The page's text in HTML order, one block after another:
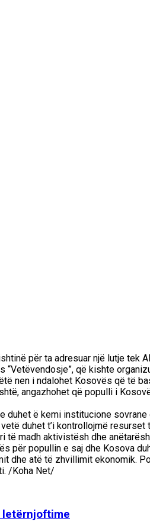
për ta adresuar një lutje tek
që kishte
nen i ndalohet Kosovës që të
angazhohet që populli i
ë kemi institucione
duhet t’i kontrollojmë
madh aktivistësh dhe
për popullin e saj dhe Kosova
atë të zhvillimit ekonomik.
/Koha Net/
letërnjoftime